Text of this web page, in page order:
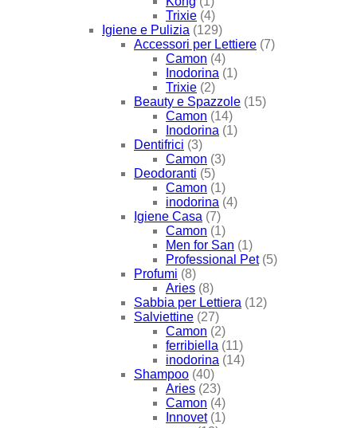
Trixie (4)
Igiene e Pulizia (129)
Accessori per Lettiere (7)
Camon (4)
Inodorina (1)
Trixie (2)
Beauty e Spazzole (15)
Camon (14)
Inodorina (1)
Dentifrici (3)
Camon (3)
Deodoranti (5)
Camon (1)
inodorina (4)
Igiene Casa (7)
Camon (1)
Men for San (1)
Professional Pet (5)
Profumi (8)
Aries (8)
Sabbia per Lettiera (12)
Salviettine (27)
Camon (2)
ferribiella (11)
inodorina (14)
Shampoo (40)
Aries (23)
Camon (4)
Innovet (1)